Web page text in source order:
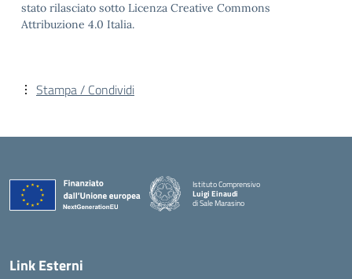
stato rilasciato sotto Licenza Creative Commons
Attribuzione 4.0 Italia.
Stampa / Condividi
Istituto Comprensivo
Luigi Einaudi
di Sale Marasino
Link Esterni